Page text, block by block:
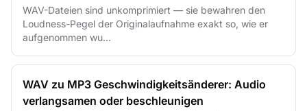
WAV-Dateien sind unkomprimiert — sie bewahren den
Loudness-Pegel der Originalaufnahme exakt so, wie er
aufgenommen wu...
WAV zu MP3 Geschwindigkeitsänderer: Audio
verlangsamen oder beschleunigen